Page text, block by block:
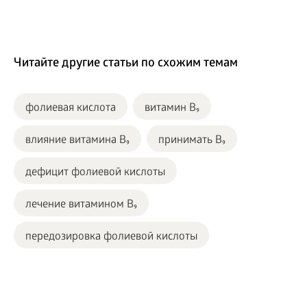
Читайте другие статьи по схожим темам
фолиевая кислота витамин B₉
влияние витамина B₉ принимать B₉
дефицит фолиевой кислоты
лечение витамином B₉
передозировка фолиевой кислоты